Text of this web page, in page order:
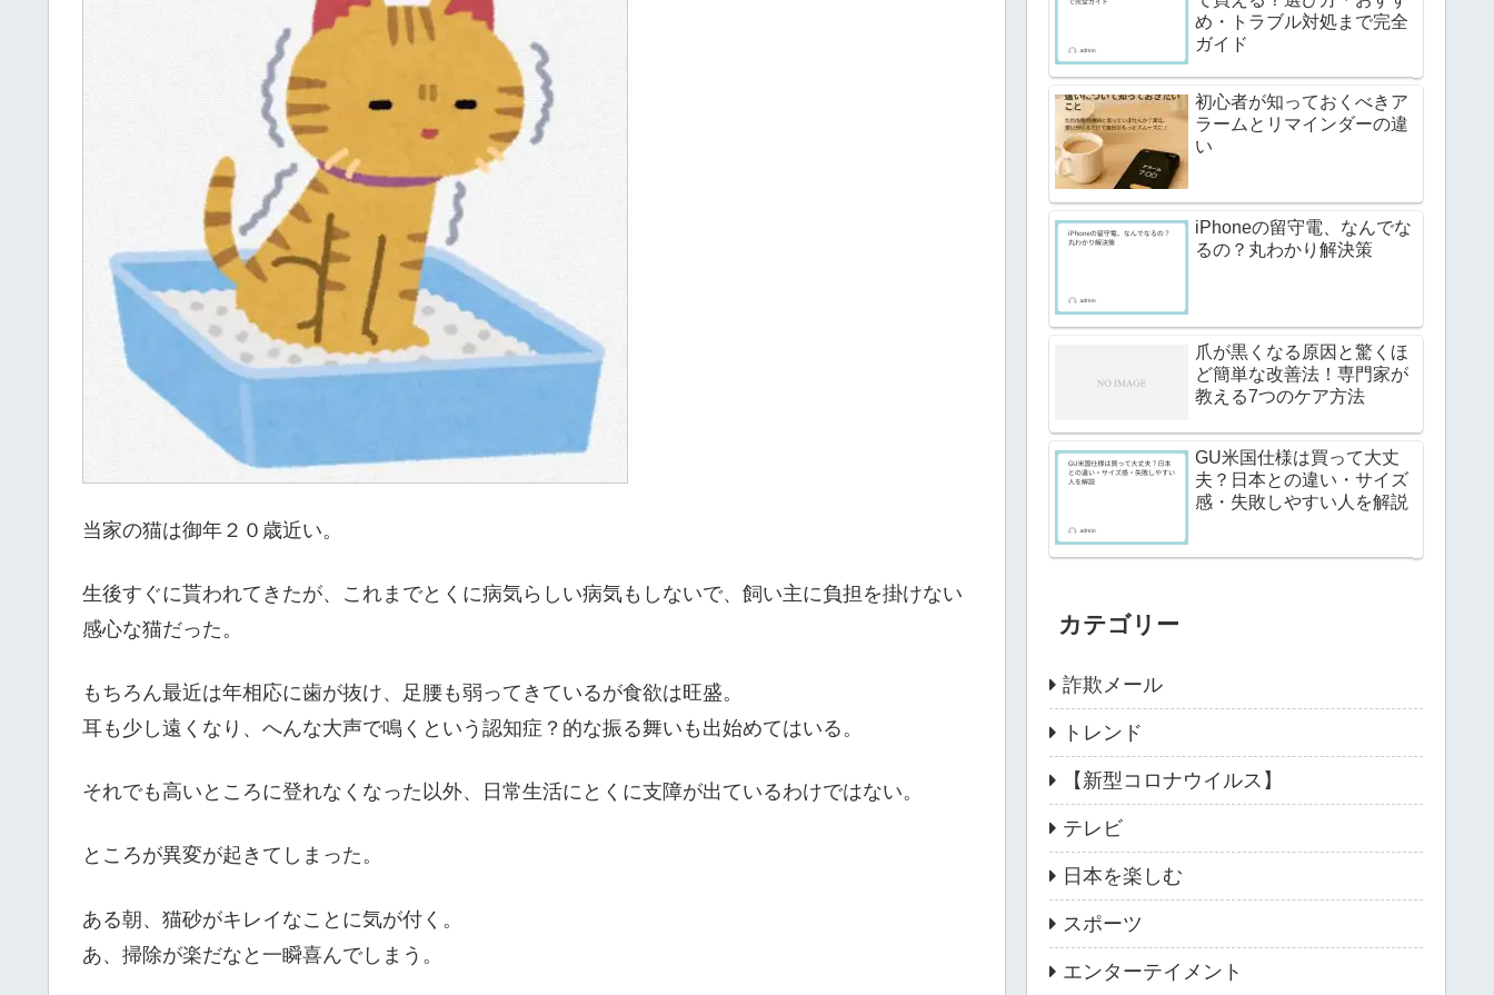
当家の猫は御年２０歳近い。
生後すぐに貰われてきたが、これまでとくに病気らしい病気もしないで、飼い主に負担を掛けない
感心な猫だった。
もちろん最近は年相応に歯が抜け、足腰も弱ってきているが食欲は旺盛。
耳も少し遠くなり、へんな大声で鳴くという認知症？的な振る舞いも出始めてはいる。
それでも高いところに登れなくなった以外、日常生活にとくに支障が出ているわけではない。
ところが異変が起きてしまった。
ある朝、猫砂がキレイなことに気が付く。
あ、掃除が楽だなと一瞬喜んでしまう。
め・トラブル対処まで完全
ガイド
初心者が知っておくべきア
ラームとリマインダーの違
い
iPhoneの留守電、なんでな
るの？丸わかり解決策
爪が黒くなる原因と驚くほ
ど簡単な改善法！専門家が
教える7つのケア方法
GU米国仕様は買って大丈
夫？日本との違い・サイズ
感・失敗しやすい人を解説
カテゴリー
詐欺メール
トレンド
【新型コロナウイルス】
テレビ
日本を楽しむ
スポーツ
エンターテイメント